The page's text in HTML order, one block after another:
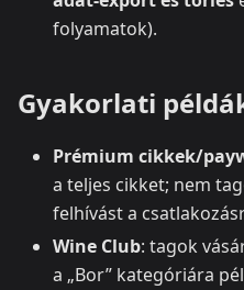
folyamatok).
Gyakorlati
Prémium cikkek/
a teljes cikket; nem
felhívást a
Wine Club: tagok
a „Bor” kategóriára